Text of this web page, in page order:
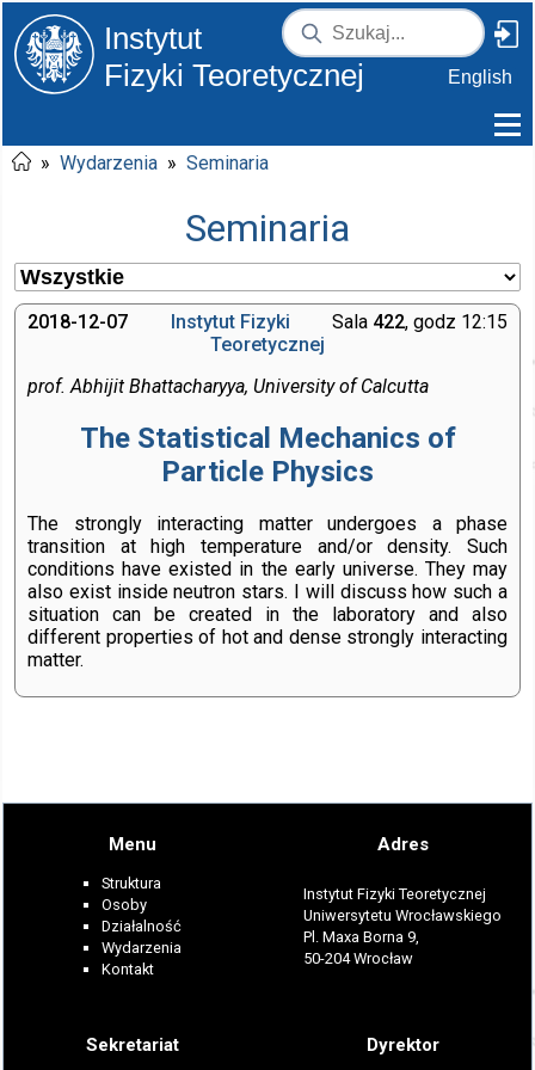
Instytut
Fizyki Teoretycznej
English
» Wydarzenia » Seminaria
Seminaria
2018-12-07 Sala 422, godz 12:15
Instytut Fizyki
Teoretycznej
prof. Abhijit Bhattacharyya, University of Calcutta
The Statistical Mechanics of
Particle Physics
The strongly interacting matter undergoes a phase
transition at high temperature and/or density. Such
conditions have existed in the early universe. They may
also exist inside neutron stars. I will discuss how such a
situation can be created in the laboratory and also
different properties of hot and dense strongly interacting
matter.
Menu
Struktura
Osoby
Działalność
Wydarzenia
Kontakt
Adres
Instytut Fizyki Teoretycznej
Uniwersytetu Wrocławskiego
Pl. Maxa Borna 9,
50-204 Wrocław
Sekretariat Dyrektor